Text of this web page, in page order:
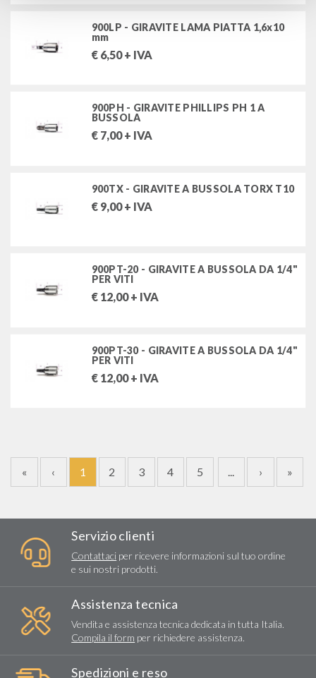
900LP - GIRAVITE LAMA PIATTA 1,6x10
mm
€ 6,50+ IVA
900PH - GIRAVITE PHILLIPS PH 1 A
BUSSOLA
€ 7,00+ IVA
900TX - GIRAVITE A BUSSOLA TORX T10
€ 9,00+ IVA
900PT-20 - GIRAVITE A BUSSOLA DA 1/4"
PER VITI
€ 12,00+ IVA
900PT-30 - GIRAVITE A BUSSOLA DA 1/4"
PER VITI
€ 12,00+ IVA
« ‹ 1 2 3 4 5 ... › »
Servizio clienti
Contattaci per ricevere informazioni sul tuo ordine
e sui nostri prodotti.
Assistenza tecnica
Vendita e assistenza tecnica dedicata in tutta Italia.
Compila il form per richiedere assistenza.
Spedizioni e reso